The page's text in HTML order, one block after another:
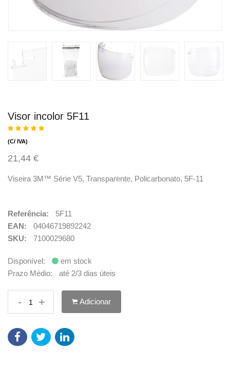
Visor incolor 5F11
(C/ IVA)
21,44 €
Viseira 3M™ Série V5, Transparente, Policarbonato, 5F-11
Referência:
5F11
EAN:
04046719892242
SKU:
7100029680
Disponível:
em stock
Prazo Médio:
até 2/3 dias úteis
- + Adicionar